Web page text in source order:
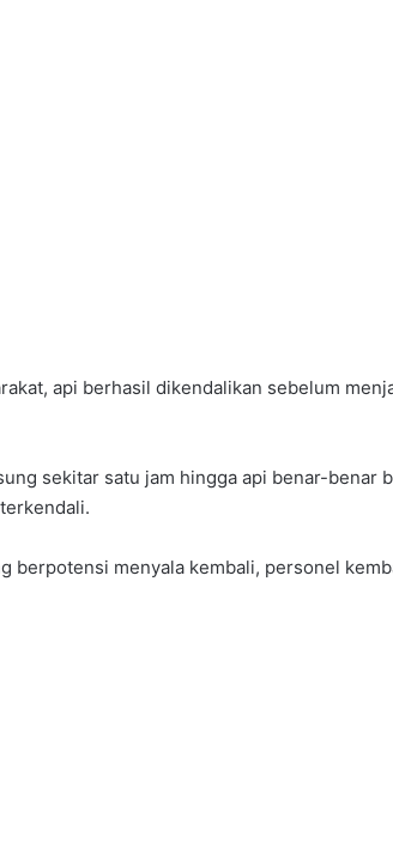
api berhasil dikendalikan sebelum
sekitar satu jam hingga api benar-benar
berpotensi menyala kembali, personel